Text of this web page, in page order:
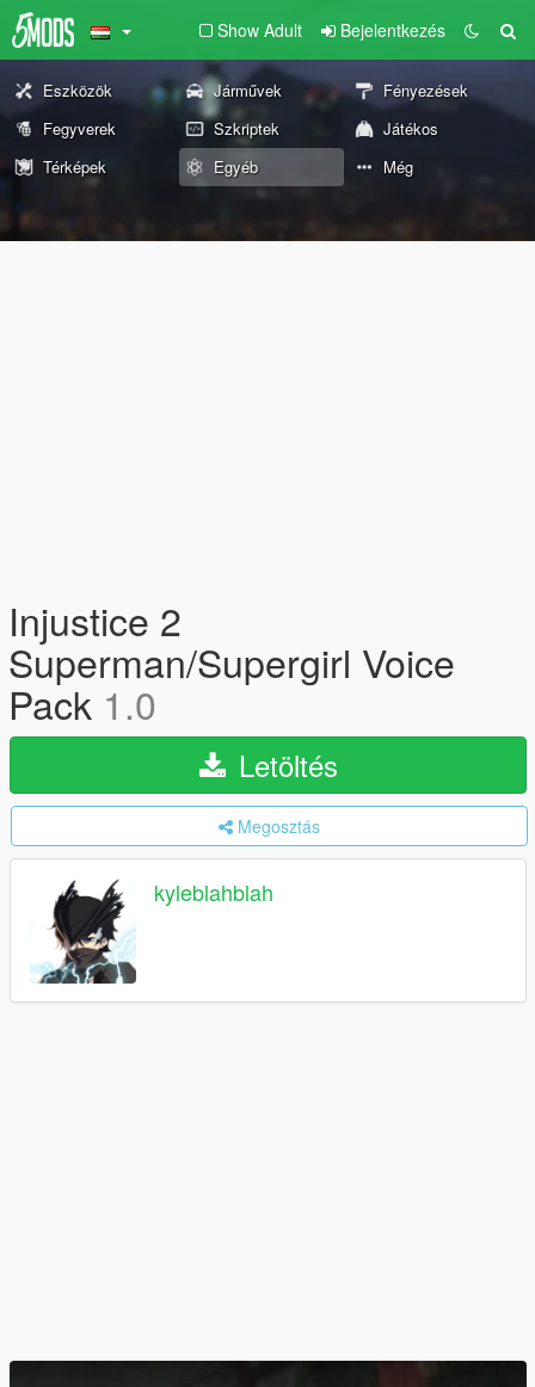
Show Adult Bejelentkezés
Eszközök Járművek
Fényezések
Fegyverek
Szkriptek
Játékos
Térképek
Egyéb Még
Injustice 2
Superman/Supergirl Voice
Pack 1.0
Letöltés
Megosztás
kyleblahblah